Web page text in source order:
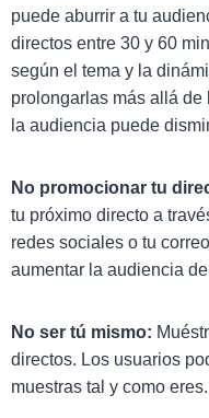
puede aburrir a tu
directos entre 30 y 60
según el tema y la
prolongarlas más allá
la audiencia puede
No promocionar tu
tu próximo directo a
redes sociales o tu
aumentar la audiencia
No ser tú mismo:
directos. Los usuarios
muestras tal y como eres.